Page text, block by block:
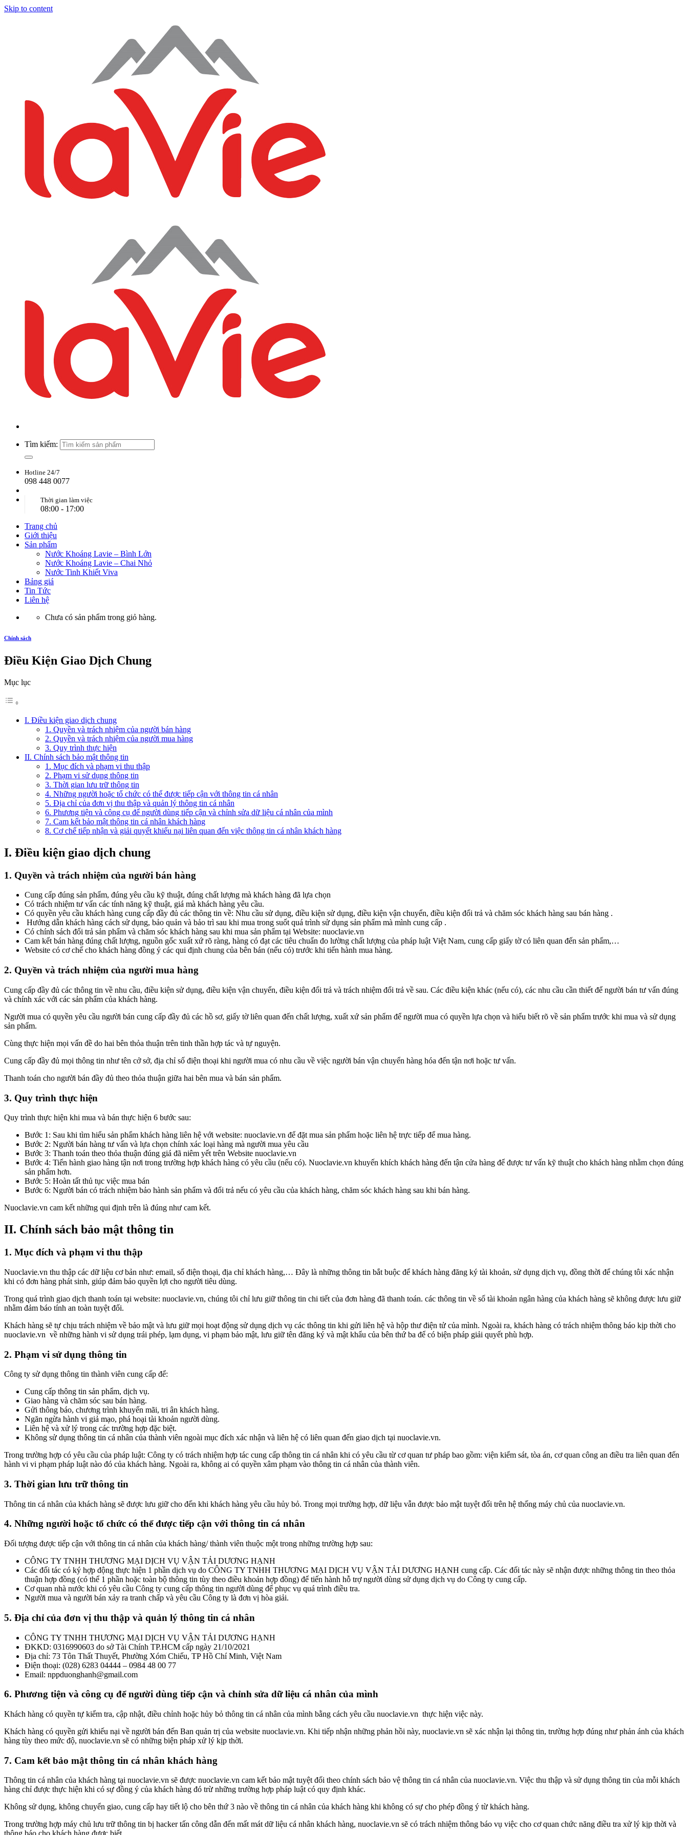
Skip to content
Tìm kiếm:
Hotline 24/7
098 448 0077
Thời gian làm việc
08:00 - 17:00
Trang chủ
Giới thiệu
Sản phẩm
Nước Khoáng Lavie – Bình Lớn
Nước Khoáng Lavie – Chai Nhỏ
Nước Tinh Khiết Viva
Bảng giá
Tin Tức
Liên hệ
Chưa có sản phẩm trong giỏ hàng.
Chính sách
Điều Kiện Giao Dịch Chung
Mục lục
I. Điều kiện giao dịch chung
1. Quyền và trách nhiệm của người bán hàng
2. Quyền và trách nhiệm của người mua hàng
3. Quy trình thực hiện
II. Chính sách bảo mật thông tin
1. Mục đích và phạm vi thu thập
2. Phạm vi sử dụng thông tin
3. Thời gian lưu trữ thông tin
4. Những người hoặc tổ chức có thể được tiếp cận với thông tin cá nhân
5. Địa chỉ của đơn vị thu thập và quản lý thông tin cá nhân
6. Phương tiện và công cụ để người dùng tiếp cận và chỉnh sửa dữ liệu cá nhân của mình
7. Cam kết bảo mật thông tin cá nhân khách hàng
8. Cơ chế tiếp nhận và giải quyết khiếu nại liên quan đến việc thông tin cá nhân khách hàng
I. Điều kiện giao dịch chung
1. Quyền và trách nhiệm của người bán hàng
Cung cấp đúng sản phẩm, đúng yêu cầu kỹ thuật, đúng chất lượng mà khách hàng đã lựa chọn
Có trách nhiệm tư vấn các tính năng kỹ thuật, giá mà khách hàng yêu cầu.
Có quyền yêu cầu khách hàng cung cấp đầy đủ các thông tin về: Nhu cầu sử dụng, điều kiện sử dụng, điều kiện vận chuyển, điều kiện đổi trả và chăm sóc khách hàng sau bán hàng .
Hướng dẫn khách hàng cách sử dụng, bảo quản và bảo trì sau khi mua trong suốt quá trình sử dụng sản phẩm mà mình cung cấp .
Có chính sách đổi trả sản phẩm và chăm sóc khách hàng sau khi mua sản phẩm tại Website: nuoclavie.vn
Cam kết bán hàng đúng chất lượng, nguồn gốc xuất xứ rõ ràng, hàng có đạt các tiêu chuẩn đo lường chất lượng của pháp luật Việt Nam, cung cấp giấy tờ có liên quan đến sản phẩm,…
Website có cơ chế cho khách hàng đồng ý các qui định chung của bên bán (nếu có) trước khi tiến hành mua hàng.
2. Quyền và trách nhiệm của người mua hàng
Cung cấp đầy đủ các thông tin về nhu cầu, điều kiện sử dụng, điều kiện vận chuyển, điều kiện đổi trả và trách nhiệm đổi trả về sau. Các điều kiện khác (nếu có), các nhu cầu cần thiết để người bán tư vấn đúng
và chính xác với các sản phẩm của khách hàng.
Người mua có quyền yêu cầu người bán cung cấp đầy đủ các hồ sơ, giấy tờ liên quan đến chất lượng, xuất xứ sản phẩm để người mua có quyền lựa chọn và hiểu biết rõ về sản phẩm trước khi mua và sử dụng
sản phẩm.
Cùng thực hiện mọi vấn đề do hai bên thỏa thuận trên tinh thần hợp tác và tự nguyện.
Cung cấp đầy đủ mọi thông tin như tên cở sở, địa chỉ số điện thoại khi người mua có nhu cầu về việc người bán vận chuyển hàng hóa đến tận nơi hoặc tư vấn.
Thanh toán cho người bán đầy đủ theo thỏa thuận giữa hai bên mua và bán sản phẩm.
3. Quy trình thực hiện
Quy trình thực hiện khi mua và bán thực hiện 6 bước sau:
Bước 1: Sau khi tìm hiểu sản phẩm khách hàng liên hệ với website: nuoclavie.vn để đặt mua sản phẩm hoặc liên hệ trực tiếp để mua hàng.
Bước 2: Người bán hàng tư vấn và lựa chọn chính xác loại hàng mà người mua yêu cầu
Bước 3: Thanh toán theo thỏa thuận đúng giá đã niêm yết trên Website nuoclavie.vn
Bước 4: Tiến hành giao hàng tận nơi trong trường hợp khách hàng có yêu cầu (nếu có). Nuoclavie.vn khuyến khích khách hàng đến tận cửa hàng để được tư vấn kỹ thuật cho khách hàng nhằm chọn đúng
sản phẩm hơn.
Bước 5: Hoàn tất thủ tục việc mua bán
Bước 6: Người bán có trách nhiệm bảo hành sản phẩm và đổi trả nếu có yêu cầu của khách hàng, chăm sóc khách hàng sau khi bán hàng.
Nuoclavie.vn cam kết những qui định trên là đúng như cam kết.
II. Chính sách bảo mật thông tin
1. Mục đích và phạm vi thu thập
Nuoclavie.vn thu thập các dữ liệu cơ bản như: email, số điện thoại, địa chỉ khách hàng,… Đây là những thông tin bắt buộc để khách hàng đăng ký tài khoản, sử dụng dịch vụ, đồng thời để chúng tôi xác nhận
khi có đơn hàng phát sinh, giúp đảm bảo quyền lợi cho người tiêu dùng.
Trong quá trình giao dịch thanh toán tại website: nuoclavie.vn, chúng tôi chỉ lưu giữ thông tin chi tiết của đơn hàng đã thanh toán. các thông tin về số tài khoản ngân hàng của khách hàng sẽ không được lưu giữ
nhằm đảm báo tính an toàn tuyệt đối.
Khách hàng sẽ tự chịu trách nhiệm về bảo mật và lưu giữ mọi hoạt động sử dụng dịch vụ các thông tin khi gửi liên hệ và hộp thư điện tử của mình. Ngoài ra, khách hàng có trách nhiệm thông báo kịp thời cho
nuoclavie.vn về những hành vi sử dụng trái phép, lạm dụng, vi phạm bảo mật, lưu giữ tên đăng ký và mật khẩu của bên thứ ba để có biện pháp giải quyết phù hợp.
2. Phạm vi sử dụng thông tin
Công ty sử dụng thông tin thành viên cung cấp để:
Cung cấp thông tin sản phẩm, dịch vụ.
Giao hàng và chăm sóc sau bán hàng.
Gửi thông báo, chương trình khuyến mãi, tri ân khách hàng.
Ngăn ngừa hành vi giả mạo, phá hoại tài khoản người dùng.
Liên hệ và xử lý trong các trường hợp đặc biệt.
Không sử dụng thông tin cá nhân của thành viên ngoài mục đích xác nhận và liên hệ có liên quan đến giao dịch tại nuoclavie.vn.
Trong trường hợp có yêu cầu của pháp luật: Công ty có trách nhiệm hợp tác cung cấp thông tin cá nhân khi có yêu cầu từ cơ quan tư pháp bao gồm: viện kiểm sát, tòa án, cơ quan công an điều tra liên quan đến
hành vi vi phạm pháp luật nào đó của khách hàng. Ngoài ra, không ai có quyền xâm phạm vào thông tin cá nhân của thành viên.
3. Thời gian lưu trữ thông tin
Thông tin cá nhân của khách hàng sẽ được lưu giữ cho đến khi khách hàng yêu cầu hủy bỏ. Trong mọi trường hợp, dữ liệu vẫn được bảo mật tuyệt đối trên hệ thống máy chủ của nuoclavie.vn.
4. Những người hoặc tổ chức có thể được tiếp cận với thông tin cá nhân
Đối tượng được tiếp cận với thông tin cá nhân của khách hàng/ thành viên thuộc một trong những trường hợp sau:
CÔNG TY TNHH THƯƠNG MẠI DỊCH VỤ VẬN TẢI DƯƠNG HẠNH
Các đối tác có ký hợp động thực hiện 1 phần dịch vụ do CÔNG TY TNHH THƯƠNG MẠI DỊCH VỤ VẬN TẢI DƯƠNG HẠNH cung cấp. Các đối tác này sẽ nhận được những thông tin theo thỏa
thuận hợp đồng (có thể 1 phần hoặc toàn bộ thông tin tùy theo điều khoản hợp đồng) để tiến hành hỗ trợ người dùng sử dụng dịch vụ do Công ty cung cấp.
Cơ quan nhà nước khi có yêu cầu Công ty cung cấp thông tin người dùng để phục vụ quá trình điều tra.
Người mua và người bán xảy ra tranh chấp và yêu cầu Công ty là đơn vị hòa giải.
5. Địa chỉ của đơn vị thu thập và quản lý thông tin cá nhân
CÔNG TY TNHH THƯƠNG MẠI DỊCH VỤ VẬN TẢI DƯƠNG HẠNH
ĐKKD: 0316990603 do sở Tài Chính TP.HCM cấp ngày 21/10/2021
Địa chỉ: 73 Tôn Thất Thuyết, Phường Xóm Chiếu, TP Hồ Chí Minh, Việt Nam
Điện thoại: (028) 6283 04444 – 0984 48 00 77
Email: nppduonghanh@gmail.com
6. Phương tiện và công cụ để người dùng tiếp cận và chỉnh sửa dữ liệu cá nhân của mình
Khách hàng có quyền tự kiểm tra, cập nhật, điều chỉnh hoặc hủy bỏ thông tin cá nhân của mình bằng cách yêu cầu nuoclavie.vn thực hiện việc này.
Khách hàng có quyền gửi khiếu nại về người bán đến Ban quản trị của website nuoclavie.vn. Khi tiếp nhận những phản hồi này, nuoclavie.vn sẽ xác nhận lại thông tin, trường hợp đúng như phản ánh của khách
hàng tùy theo mức độ, nuoclavie.vn sẽ có những biện pháp xử lý kịp thời.
7. Cam kết bảo mật thông tin cá nhân khách hàng
Thông tin cá nhân của khách hàng tại nuoclavie.vn sẽ được nuoclavie.vn cam kết bảo mật tuyệt đối theo chính sách bảo vệ thông tin cá nhân của nuoclavie.vn. Việc thu thập và sử dụng thông tin của mỗi khách
hàng chỉ được thực hiện khi có sự đồng ý của khách hàng đó trừ những trường hợp pháp luật có quy định khác.
Không sử dụng, không chuyển giao, cung cấp hay tiết lộ cho bên thứ 3 nào về thông tin cá nhân của khách hàng khi không có sự cho phép đồng ý từ khách hàng.
Trong trường hợp máy chủ lưu trữ thông tin bị hacker tấn công dẫn đến mất mát dữ liệu cá nhân khách hàng, nuoclavie.vn sẽ có trách nhiệm thông báo vụ việc cho cơ quan chức năng điều tra xử lý kịp thời và